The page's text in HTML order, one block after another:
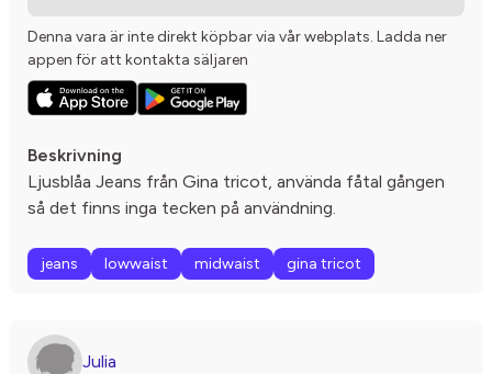
Denna vara är inte direkt köpbar via vår webplats. Ladda ner
appen för att kontakta säljaren
Beskrivning
Ljusblåa Jeans från Gina tricot, använda fåtal gången
så det finns inga tecken på användning.
jeans lowwaist midwaist gina tricot
Julia